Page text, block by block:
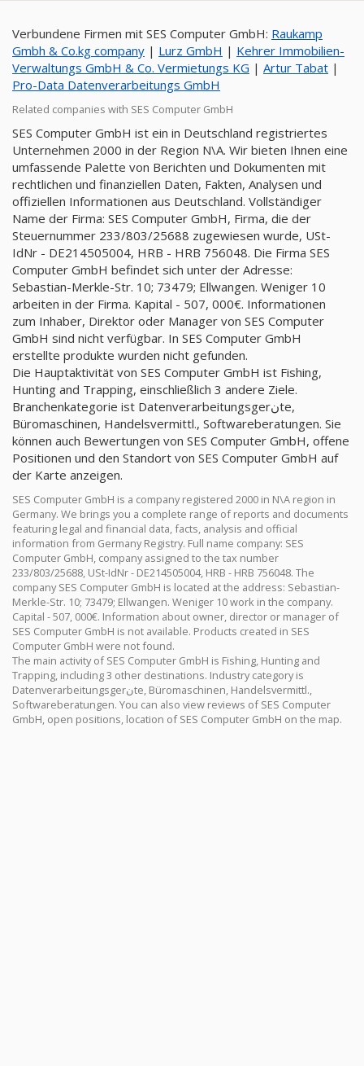
Verbundene Firmen mit SES Computer GmbH: Raukamp
Gmbh & Co.kg company | Lurz GmbH | Kehrer Immobilien-
Verwaltungs GmbH & Co. Vermietungs KG | Artur Tabat |
Pro-Data Datenverarbeitungs GmbH
Related companies with SES Computer GmbH
SES Computer GmbH ist ein in Deutschland registriertes
Unternehmen 2000 in der Region N\A. Wir bieten Ihnen eine
umfassende Palette von Berichten und Dokumenten mit
rechtlichen und finanziellen Daten, Fakten, Analysen und
offiziellen Informationen aus Deutschland. Vollständiger
Name der Firma: SES Computer GmbH, Firma, die der
Steuernummer 233/803/25688 zugewiesen wurde, USt-
IdNr - DE214505004, HRB - HRB 756048. Die Firma SES
Computer GmbH befindet sich unter der Adresse:
Sebastian-Merkle-Str. 10; 73479; Ellwangen. Weniger 10
arbeiten in der Firma. Kapital - 507, 000€. Informationen
zum Inhaber, Direktor oder Manager von SES Computer
GmbH sind nicht verfügbar. In SES Computer GmbH
erstellte produkte wurden nicht gefunden.
Die Hauptaktivität von SES Computer GmbH ist Fishing,
Hunting and Trapping, einschließlich 3 andere Ziele.
Branchenkategorie ist Datenverarbeitungsgerنte,
Büromaschinen, Handelsvermittl., Softwareberatungen. Sie
können auch Bewertungen von SES Computer GmbH, offene
Positionen und den Standort von SES Computer GmbH auf
der Karte anzeigen.
SES Computer GmbH is a company registered 2000 in N\A region in
Germany. We brings you a complete range of reports and documents
featuring legal and financial data, facts, analysis and official
information from Germany Registry. Full name company: SES
Computer GmbH, company assigned to the tax number
233/803/25688, USt-IdNr - DE214505004, HRB - HRB 756048. The
company SES Computer GmbH is located at the address: Sebastian-
Merkle-Str. 10; 73479; Ellwangen. Weniger 10 work in the company.
Capital - 507, 000€. Information about owner, director or manager of
SES Computer GmbH is not available. Products created in SES
Computer GmbH were not found.
The main activity of SES Computer GmbH is Fishing, Hunting and
Trapping, including 3 other destinations. Industry category is
Datenverarbeitungsgerنte, Büromaschinen, Handelsvermittl.,
Softwareberatungen. You can also view reviews of SES Computer
GmbH, open positions, location of SES Computer GmbH on the map.